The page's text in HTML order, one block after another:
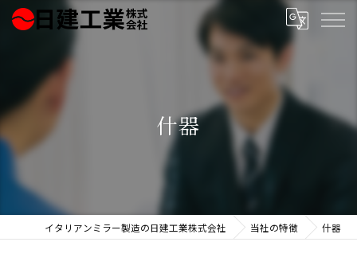
什器
イタリアンミラー製造の日建工業株式会社 当社の特徴 什器